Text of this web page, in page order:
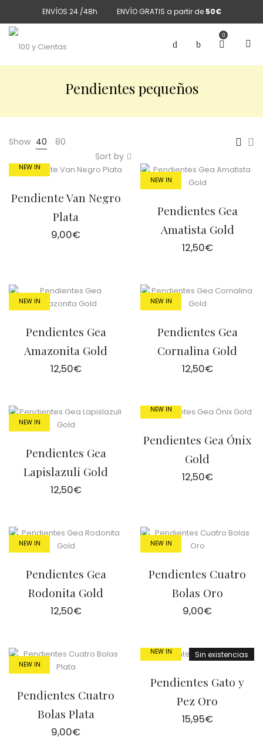
ENVÍOS 24 /48h ENVÍO GRATIS a partir de 50€
0
Pendientes pequeños
Show 40
80
Sort by
NEW IN
Pendiente Van Negro
Plata
9,00€
NEW IN
Pendientes Gea
Amatista Gold
12,50€
NEW IN
Pendientes Gea
Amazonita Gold
12,50€
NEW IN
Pendientes Gea
Cornalina Gold
12,50€
NEW IN
Pendientes Gea
Lapislazuli Gold
12,50€
NEW IN
Pendientes Gea Ónix
Gold
12,50€
NEW IN
Pendientes Gea
Rodonita Gold
12,50€
NEW IN
Pendientes Cuatro
Bolas Oro
9,00€
NEW IN
Pendientes Cuatro
Bolas Plata
9,00€
Sin existencias
NEW IN
Pendientes Gato y
Pez Oro
15,95€